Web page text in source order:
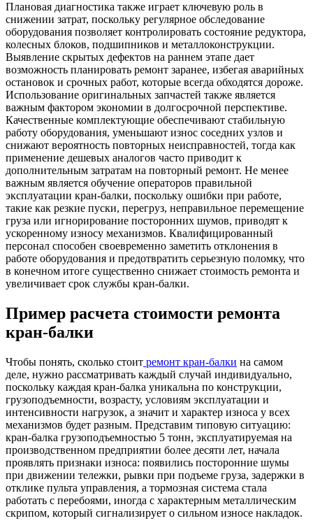
Плановая диагностика также играет ключевую роль в
снижении затрат, поскольку регулярное обследование
оборудования позволяет контролировать состояние редуктора,
колесных блоков, подшипников и металлоконструкции.
Выявление скрытых дефектов на раннем этапе дает
возможность планировать ремонт заранее, избегая аварийных
остановок и срочных работ, которые всегда обходятся дороже.
Использование оригинальных запчастей также является
важным фактором экономии в долгосрочной перспективе.
Качественные комплектующие обеспечивают стабильную
работу оборудования, уменьшают износ соседних узлов и
снижают вероятность повторных неисправностей, тогда как
применение дешевых аналогов часто приводит к
дополнительным затратам на повторный ремонт. Не менее
важным является обучение операторов правильной
эксплуатации кран-балки, поскольку ошибки при работе,
такие как резкие пуски, перегруз, неправильное перемещение
груза или игнорирование посторонних шумов, приводят к
ускоренному износу механизмов. Квалифицированный
персонал способен своевременно заметить отклонения в
работе оборудования и предотвратить серьезную поломку, что
в конечном итоге существенно снижает стоимость ремонта и
увеличивает срок службы кран-балки.
Пример расчета стоимости ремонта
кран-балки
Чтобы понять, сколько стоит ремонт кран-балки на самом
деле, нужно рассматривать каждый случай индивидуально,
поскольку каждая кран-балка уникальна по конструкции,
грузоподъемности, возрасту, условиям эксплуатации и
интенсивности нагрузок, а значит и характер износа у всех
механизмов будет разным. Представим типовую ситуацию:
кран-балка грузоподъемностью 5 тонн, эксплуатируемая на
производственном предприятии более десяти лет, начала
проявлять признаки износа: появились посторонние шумы
при движении тележки, рывки при подъеме груза, задержки в
отклике пульта управления, а тормозная система стала
работать с перебоями, иногда с характерным металлическим
скрипом, который сигнализирует о сильном износе накладок.